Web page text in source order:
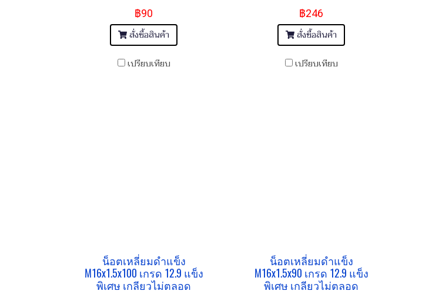
฿90
สั่งซื้อสินค้า
เปรียบเทียบ
฿246
สั่งซื้อสินค้า
เปรียบเทียบ
น็อตเหลี่ยมดำแข็ง
M16x1.5x100 เกรด 12.9 แข็ง
พิเศษ เกลียวไม่ตลอด
น็อตเหลี่ยมดำแข็ง
M16x1.5x90 เกรด 12.9 แข็ง
พิเศษ เกลียวไม่ตลอด